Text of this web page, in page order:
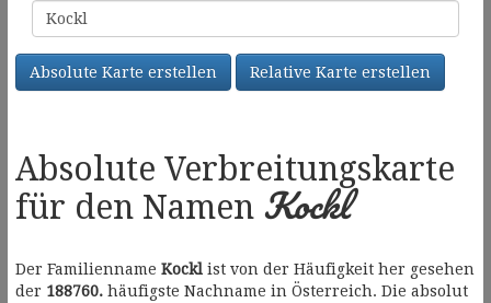
Familienname
Absolute Karte erstellen Relative Karte erstellen
Absolute Verbreitungskarte
für den Namen Kockl
Der Familienname Kockl ist von der Häufigkeit her gesehen
der 188760. häufigste Nachname in Österreich. Die absolut